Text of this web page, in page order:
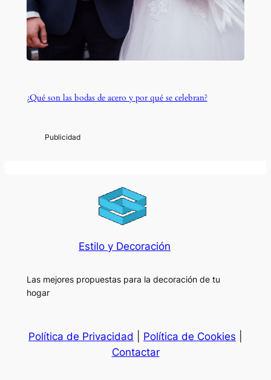
¿Qué son las bodas de acero y por qué se celebran?
Estilo y Decoración
Las mejores propuestas para la decoración de tu
hogar
Política de Privacidad Política de Cookies
Contactar